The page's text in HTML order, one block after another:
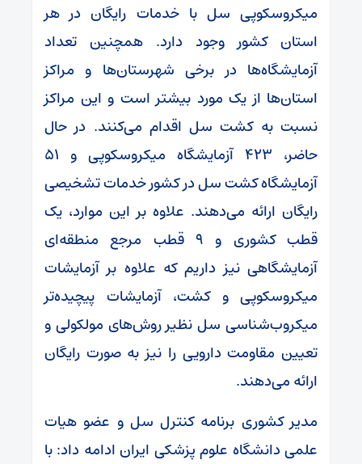
میکروسکوپی سل با خدمات رایگان در هر
استان کشور وجود دارد. همچنین تعداد
آزمایشگاه‌ها در برخی شهرستان‌ها و مراکز
استان‌ها از یک مورد بیشتر است و این مراکز
نسبت به کشت سل اقدام می‌کنند. در حال
حاضر، ۴۲۳ آزمایشگاه میکروسکوپی و ۵۱
آزمایشگاه کشت سل در کشور خدمات تشخیصی
رایگان ارائه می‌دهند. علاوه بر این موارد، یک
قطب کشوری و ۹ قطب مرجع منطقه‌ای
آزمایشگاهی نیز داریم که علاوه بر آزمایشات
میکروسکوپی و کشت، آزمایشات پیچیده‌تر
میکروب‌شناسی سل نظیر روش‌های مولکولی و
تعیین مقاومت دارویی را نیز به صورت رایگان
ارائه می‌دهند.
مدیر کشوری برنامه کنترل سل و عضو هیات
علمی دانشگاه علوم پزشکی ایران ادامه داد: با